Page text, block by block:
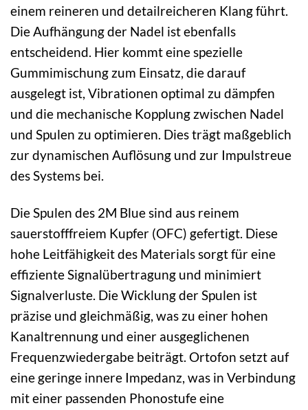
einem reineren und detailreicheren Klang führt.
Die Aufhängung der Nadel ist ebenfalls
entscheidend. Hier kommt eine spezielle
Gummimischung zum Einsatz, die darauf
ausgelegt ist, Vibrationen optimal zu dämpfen
und die mechanische Kopplung zwischen Nadel
und Spulen zu optimieren. Dies trägt maßgeblich
zur dynamischen Auflösung und zur Impulstreue
des Systems bei.
Die Spulen des 2M Blue sind aus reinem
sauerstofffreiem Kupfer (OFC) gefertigt. Diese
hohe Leitfähigkeit des Materials sorgt für eine
effiziente Signalübertragung und minimiert
Signalverluste. Die Wicklung der Spulen ist
präzise und gleichmäßig, was zu einer hohen
Kanaltrennung und einer ausgeglichenen
Frequenzwiedergabe beiträgt. Ortofon setzt auf
eine geringe innere Impedanz, was in Verbindung
mit einer passenden Phonostufe eine